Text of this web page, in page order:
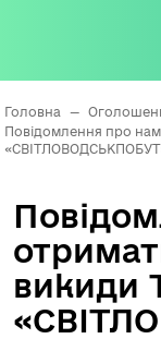
Головна —
Повідомлення про
викиди